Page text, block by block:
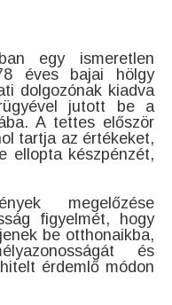
egy ismeretlen
éves bajai hölgy
dolgozónak kiadva
jutott be a
A tettes először
tartja az értékeket,
ellopta készpénzét,
megelőzése
figyelmét, hogy
be otthonaikba,
és
érdemlő módon